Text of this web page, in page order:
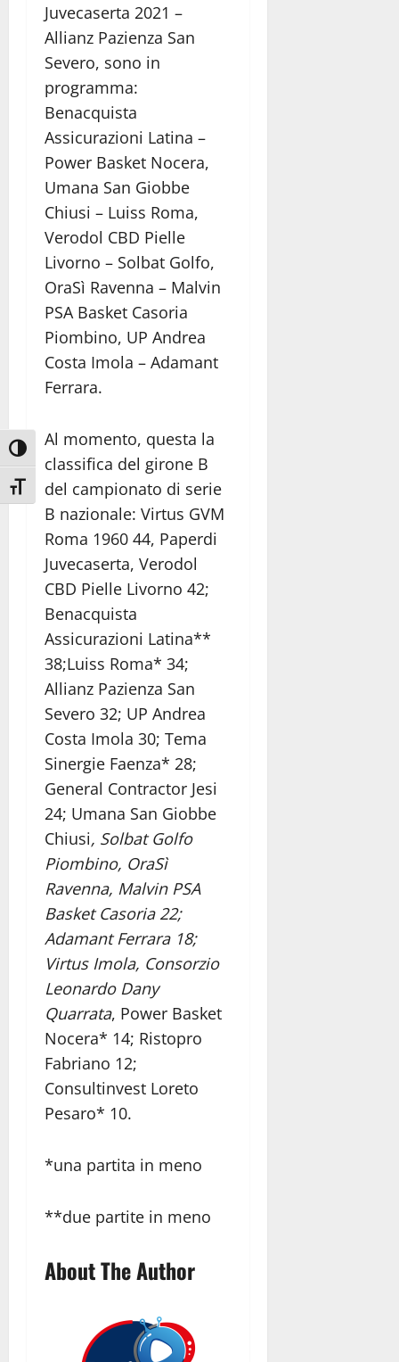
Attiva/disattiva alto contrasto
Attiva/disattiva dimensione testo
Juvecaserta 2021 –
Allianz Pazienza San
Severo, sono in
programma:
Benacquista
Assicurazioni Latina –
Power Basket Nocera,
Umana San Giobbe
Chiusi – Luiss Roma,
Verodol CBD Pielle
Livorno – Solbat Golfo,
OraSì Ravenna – Malvin
PSA Basket Casoria
Piombino, UP Andrea
Costa Imola – Adamant
Ferrara.
Al momento, questa la
classifica del girone B
del campionato di serie
B nazionale: Virtus GVM
Roma 1960 44, Paperdi
Juvecaserta, Verodol
CBD Pielle Livorno 42;
Benacquista
Assicurazioni Latina**
38;Luiss Roma* 34;
Allianz Pazienza San
Severo 32; UP Andrea
Costa Imola 30; Tema
Sinergie Faenza* 28;
General Contractor Jesi
24; Umana San Giobbe
Chiusi, Solbat Golfo
Piombino, OraSì
Ravenna, Malvin PSA
Basket Casoria 22;
Adamant Ferrara 18;
Virtus Imola, Consorzio
Leonardo Dany
Quarrata, Power Basket
Nocera* 14; Ristopro
Fabriano 12;
Consultinvest Loreto
Pesaro* 10.
*una partita in meno
**due partite in meno
About The Author